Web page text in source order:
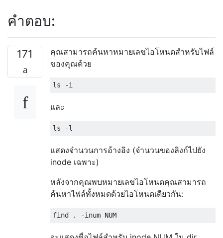
คำตอบ:
171
คุณสามารถค้นหาหมายเลขไอโหนดสำหรับไฟล์
ของคุณด้วย
และ
แสดงจำนวนการอ้างอิง (จำนวนของลิงก์ไปยัง
inode เฉพาะ)
หลังจากคุณพบหมายเลขไอโหนดคุณสามารถ
ค้นหาไฟล์ทั้งหมดด้วยไอโหนดเดียวกัน: